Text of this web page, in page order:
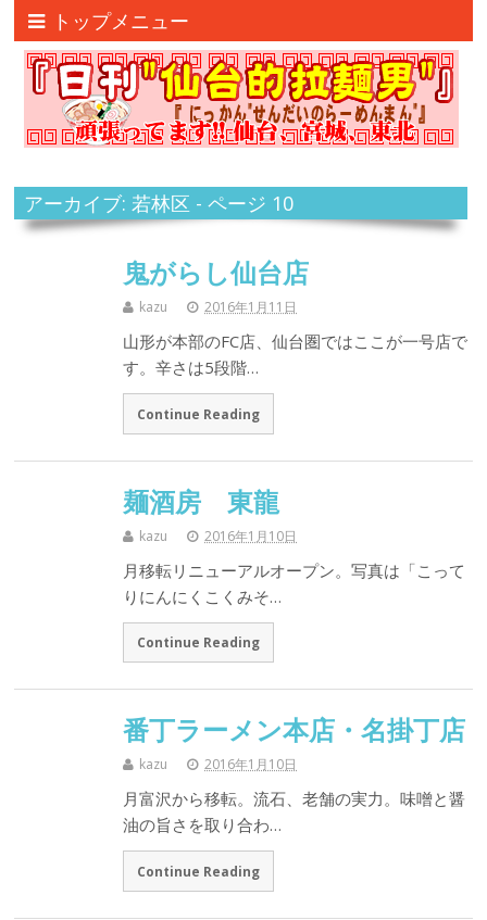
トップメニュー
アーカイブ: 若林区 - ページ 10
鬼がらし仙台店
kazu 2016年1月11日
山形が本部のFC店、仙台圏ではここが一号店で
す。辛さは5段階…
Continue Reading
麺酒房 東龍
kazu 2016年1月10日
月移転リニューアルオープン。写真は「こって
りにんにくこくみそ…
Continue Reading
番丁ラーメン本店・名掛丁店
kazu 2016年1月10日
月富沢から移転。流石、老舗の実力。味噌と醤
油の旨さを取り合わ…
Continue Reading